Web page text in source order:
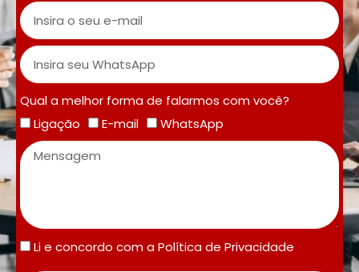
Qual a melhor forma de falarmos com você?
Ligação
E-mail WhatsApp
Li e concordo com aPolítica de Privacidade